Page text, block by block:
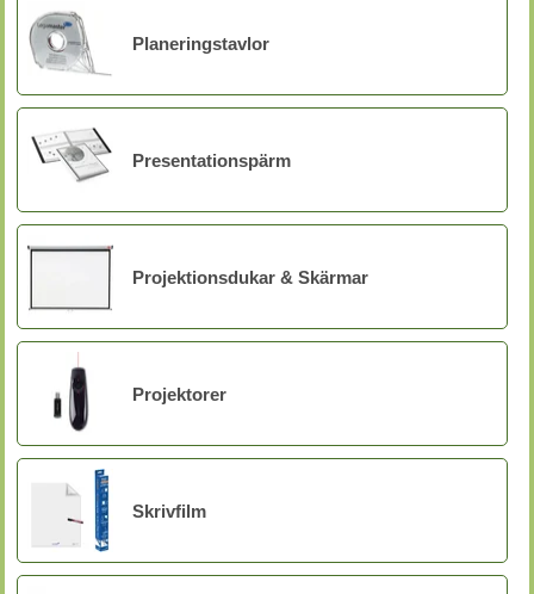
Planeringstavlor
Presentationspärm
Projektionsdukar & Skärmar
Projektorer
Skrivfilm